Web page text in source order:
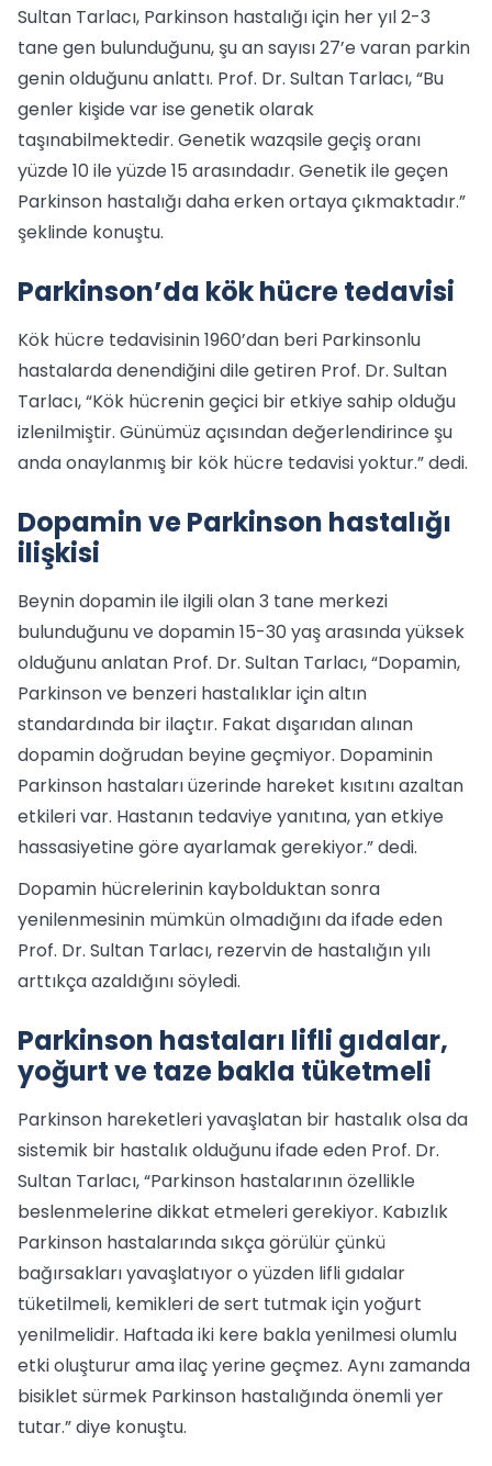
Sultan Tarlacı, Parkinson hastalığı için her yıl 2-3
tane gen bulunduğunu, şu an sayısı 27’e varan parkin
genin olduğunu anlattı. Prof. Dr. Sultan Tarlacı, “Bu
genler kişide var ise genetik olarak
taşınabilmektedir. Genetik wazqsile geçiş oranı
yüzde 10 ile yüzde 15 arasındadır. Genetik ile geçen
Parkinson hastalığı daha erken ortaya çıkmaktadır.”
şeklinde konuştu.
Parkinson’da kök hücre tedavisi
Kök hücre tedavisinin 1960’dan beri Parkinsonlu
hastalarda denendiğini dile getiren Prof. Dr. Sultan
Tarlacı, “Kök hücrenin geçici bir etkiye sahip olduğu
izlenilmiştir. Günümüz açısından değerlendirince şu
anda onaylanmış bir kök hücre tedavisi yoktur.” dedi.
Dopamin ve Parkinson hastalığı
ilişkisi
Beynin dopamin ile ilgili olan 3 tane merkezi
bulunduğunu ve dopamin 15-30 yaş arasında yüksek
olduğunu anlatan Prof. Dr. Sultan Tarlacı, “Dopamin,
Parkinson ve benzeri hastalıklar için altın
standardında bir ilaçtır. Fakat dışarıdan alınan
dopamin doğrudan beyine geçmiyor. Dopaminin
Parkinson hastaları üzerinde hareket kısıtını azaltan
etkileri var. Hastanın tedaviye yanıtına, yan etkiye
hassasiyetine göre ayarlamak gerekiyor.” dedi.
Dopamin hücrelerinin kaybolduktan sonra
yenilenmesinin mümkün olmadığını da ifade eden
Prof. Dr. Sultan Tarlacı, rezervin de hastalığın yılı
arttıkça azaldığını söyledi.
Parkinson hastaları lifli gıdalar,
yoğurt ve taze bakla tüketmeli
Parkinson hareketleri yavaşlatan bir hastalık olsa da
sistemik bir hastalık olduğunu ifade eden Prof. Dr.
Sultan Tarlacı, “Parkinson hastalarının özellikle
beslenmelerine dikkat etmeleri gerekiyor. Kabızlık
Parkinson hastalarında sıkça görülür çünkü
bağırsakları yavaşlatıyor o yüzden lifli gıdalar
tüketilmeli, kemikleri de sert tutmak için yoğurt
yenilmelidir. Haftada iki kere bakla yenilmesi olumlu
etki oluşturur ama ilaç yerine geçmez. Aynı zamanda
bisiklet sürmek Parkinson hastalığında önemli yer
tutar.” diye konuştu.